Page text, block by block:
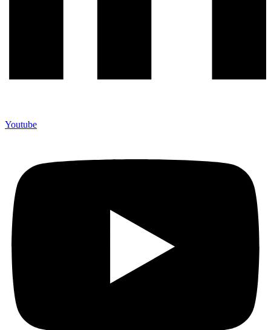
Youtube